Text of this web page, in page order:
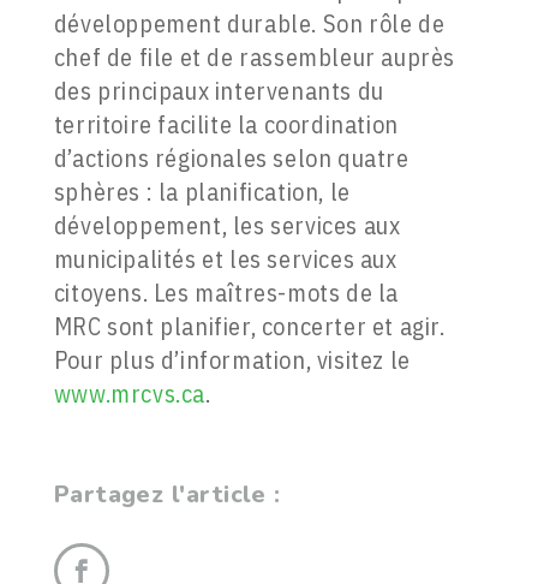
développement durable. Son rôle de
chef de file et de rassembleur auprès
des principaux intervenants du
territoire facilite la coordination
d’actions régionales selon quatre
sphères : la planification, le
développement, les services aux
municipalités et les services aux
citoyens. Les maîtres-mots de la
MRC sont planifier, concerter et agir.
Pour plus d’information, visitez le
www.mrcvs.ca.
Partagez l'article :